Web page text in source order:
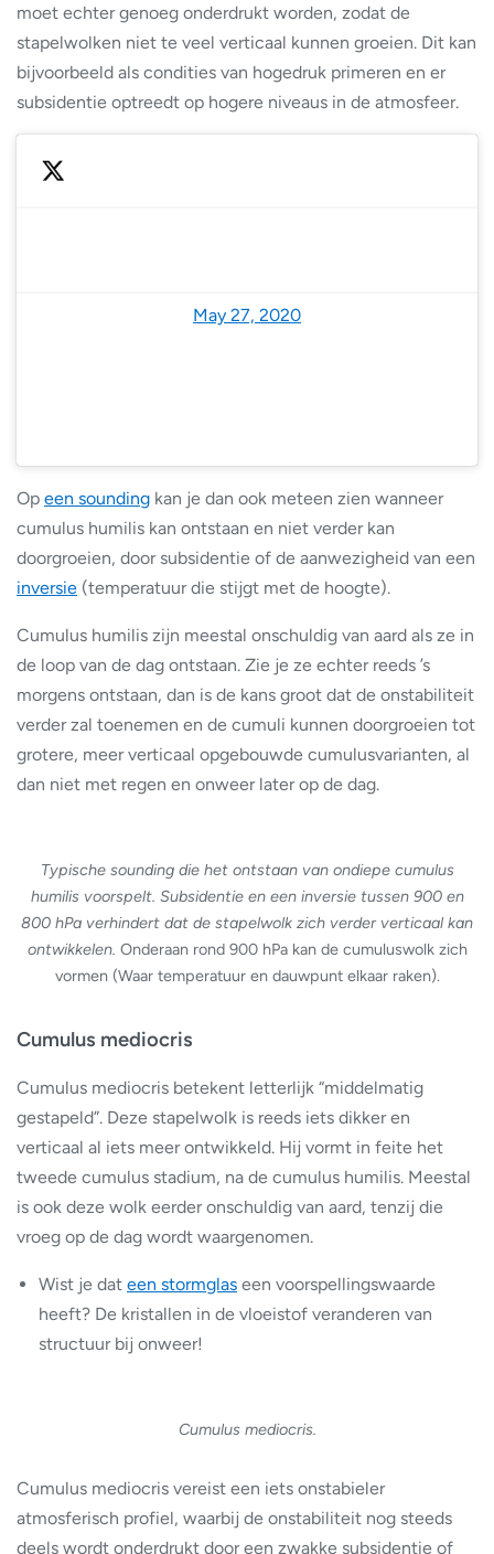
moet echter genoeg onderdrukt worden, zodat de
stapelwolken niet te veel verticaal kunnen groeien. Dit kan
bijvoorbeeld als condities van hogedruk primeren en er
subsidentie optreedt op hogere niveaus in de atmosfeer.
May 27, 2020
Op een sounding kan je dan ook meteen zien wanneer
cumulus humilis kan ontstaan en niet verder kan
doorgroeien, door subsidentie of de aanwezigheid van een
inversie (temperatuur die stijgt met de hoogte).
Cumulus humilis zijn meestal onschuldig van aard als ze in
de loop van de dag ontstaan. Zie je ze echter reeds ’s
morgens ontstaan, dan is de kans groot dat de onstabiliteit
verder zal toenemen en de cumuli kunnen doorgroeien tot
grotere, meer verticaal opgebouwde cumulusvarianten, al
dan niet met regen en onweer later op de dag.
Typische sounding die het ontstaan van ondiepe cumulus
humilis voorspelt. Subsidentie en een inversie tussen 900 en
800 hPa verhindert dat de stapelwolk zich verder verticaal kan
ontwikkelen. Onderaan rond 900 hPa kan de cumuluswolk zich
vormen (Waar temperatuur en dauwpunt elkaar raken).
Cumulus mediocris
Cumulus mediocris betekent letterlijk “middelmatig
gestapeld”. Deze stapelwolk is reeds iets dikker en
verticaal al iets meer ontwikkeld. Hij vormt in feite het
tweede cumulus stadium, na de cumulus humilis. Meestal
is ook deze wolk eerder onschuldig van aard, tenzij die
vroeg op de dag wordt waargenomen.
Wist je dat een stormglas een voorspellingswaarde
heeft? De kristallen in de vloeistof veranderen van
structuur bij onweer!
Cumulus mediocris.
Cumulus mediocris vereist een iets onstabieler
atmosferisch profiel, waarbij de onstabiliteit nog steeds
deels wordt onderdrukt door een zwakke subsidentie of